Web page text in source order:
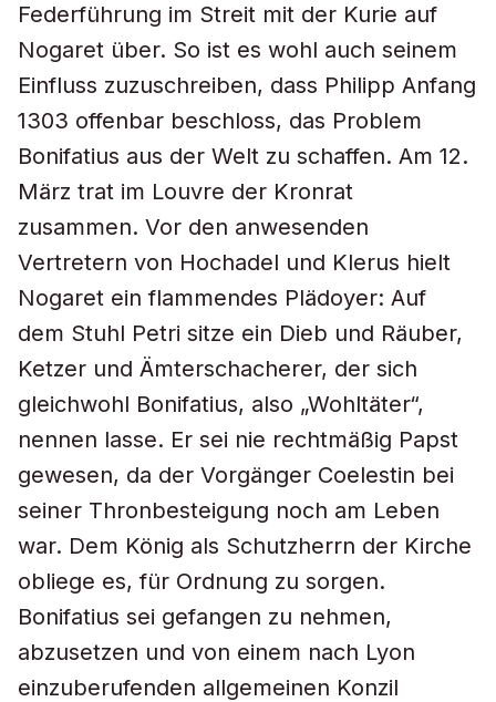
Federführung im Streit mit der Kurie auf
Nogaret über. So ist es wohl auch seinem
Einfluss zuzuschreiben, dass Philipp Anfang
1303 offenbar beschloss, das Problem
Bonifatius aus der Welt zu schaffen. Am 12.
März trat im Louvre der Kronrat
zusammen. Vor den anwesenden
Vertretern von Hochadel und Klerus hielt
Nogaret ein flammendes Plädoyer: Auf
dem Stuhl Petri sitze ein Dieb und Räuber,
Ketzer und Ämterschacherer, der sich
gleichwohl Bonifatius, also „Wohltäter“,
nennen lasse. Er sei nie rechtmäßig Papst
gewesen, da der Vorgänger Coelestin bei
seiner Thronbesteigung noch am Leben
war. Dem König als Schutzherrn der Kirche
obliege es, für Ordnung zu sorgen.
Bonifatius sei gefangen zu nehmen,
abzusetzen und von einem nach Lyon
einzuberufenden allgemeinen Konzil